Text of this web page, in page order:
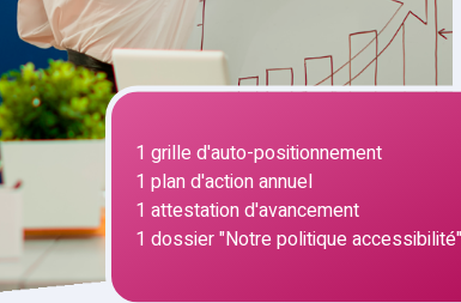
1 grille d'auto-positionnement
1 plan d'action annuel
1 attestation d'avancement
1 dossier "Notre politique accessibilité"